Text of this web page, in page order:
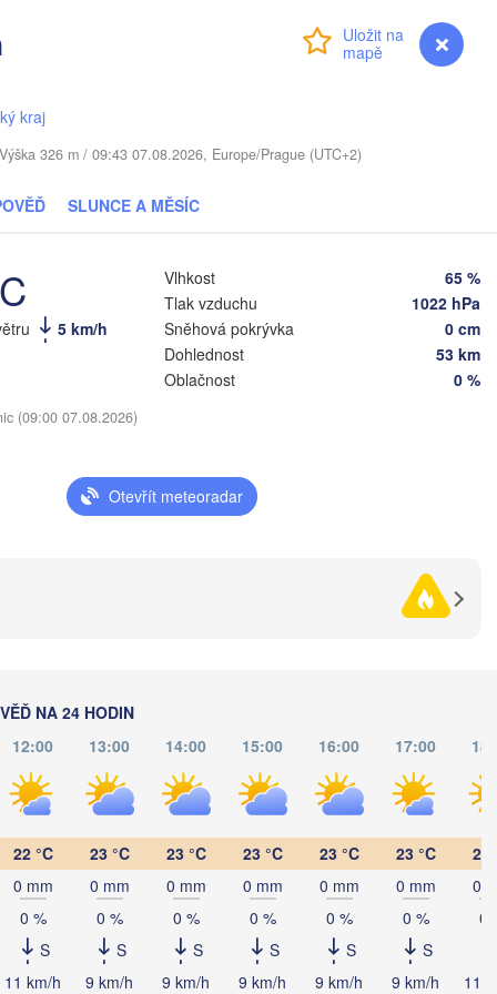
myVentusky Předpověď
kraj
326 m / 09:43 07.08.2026, Europe/Prague (UTC+2)
SLUNCE A MĚSÍC
5 km/h
Vlhkost
65 %
Tlak vzduchu
1022 hPa
Sněhová pokrývka
0 cm
Dohlednost
53 km
Oblačnost
0 %
(09:00 07.08.2026)
Otevřít meteoradar
NA 24 HODIN
12:00 13:00 14:00 15:00 16:00 17:00
22 °C
0 mm
0 %
S
11 km/h
23 °C
0 mm
0 %
S
9 km/h
23 °C
0 mm
0 %
S
9 km/h
23 °C
0 mm
0 %
S
9 km/h
23 °C
0 mm
0 %
S
9 km/h
23 °C
0 mm
0 %
S
9 km/h
23
0
0
11
Мінск
(Minsk)
Бабруйск
(Babrujsk)
Баранавічы
Пінск
Салігорск
(Salihorsk)
Віцебск
BĚLORUSKO
Одеса
(Odesa)
Chișinău
Кривий Ріг
(Kryvyi Rih)
Чернівці
(Chernivtsi)
Brașov
Galați
(Mykolaiv)
MOLDAVSKO